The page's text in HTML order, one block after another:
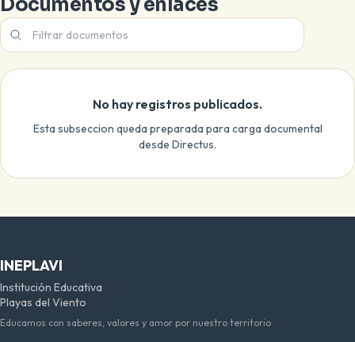
Documentos y enlaces
Filtrar documentos de esta subseccion
No hay registros publicados.
Esta subseccion queda preparada para carga documental
desde Directus.
INEPLAVI
Institución Educativa
Playas del Viento
Educamos con saberes, valores y amor por nuestro territorio